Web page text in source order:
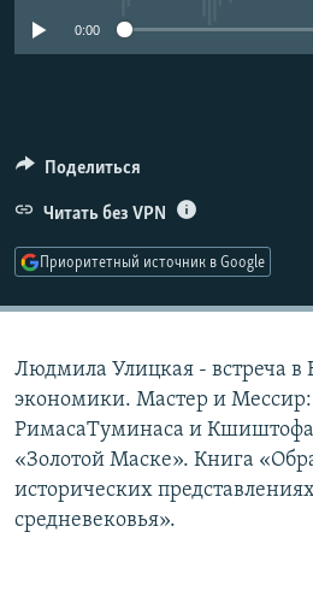
РАСПИСАНИЕ ВЕЩАНИЯ
0:00
Поделиться
Читать без VPN
Приоритетный источник в Google
Людмила Улицкая - встреча
экономики. Мастер и Мессир:
РимасаТуминаса и Кшиштофа
«Золотой Маске». Книга
исторических
средневековья».